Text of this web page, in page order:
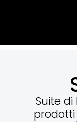
Suite di
prodotti